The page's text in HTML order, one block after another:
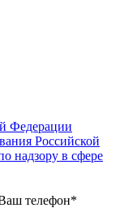
Федерации
Российской
надзору в сфере
телефон*